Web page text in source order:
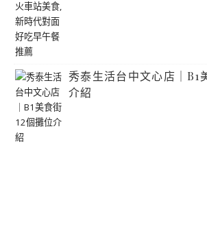
秀泰生活台中文心店｜B1
介紹